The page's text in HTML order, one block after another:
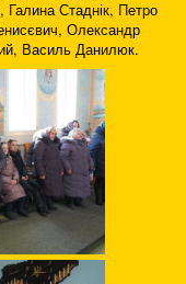
Стаднік, Петро
Олександр
Василь Данилюк.